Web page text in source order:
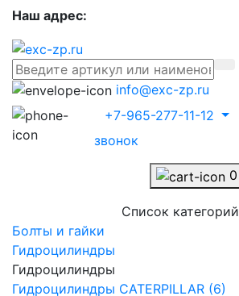
Наш адрес:
info@exc-zp.ru
+7-965-277-11-12
звонок
0
Список категорий
Болты и гайки
Гидроцилиндры
Гидроцилиндры
Гидроцилиндры CATERPILLAR (6)